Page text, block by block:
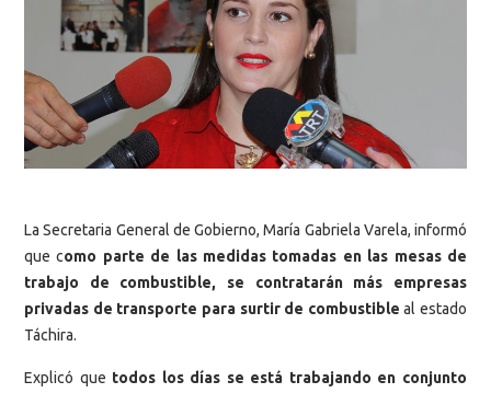
La Secretaria General de Gobierno, María Gabriela Varela, informó
que como parte de las medidas tomadas en las mesas de
trabajo de combustible, se contratarán más empresas
privadas de transporte para surtir de combustible al estado
Táchira.
Explicó que todos los días se está trabajando en conjunto